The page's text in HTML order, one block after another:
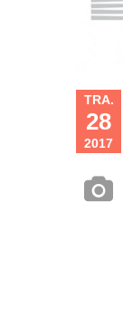
TRA.
28
2017